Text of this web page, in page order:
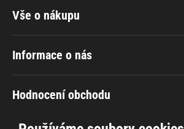
Vše o nákupu
Informace o nás
Hodnocení obchodu